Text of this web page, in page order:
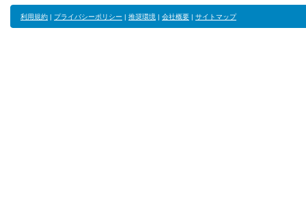
利用規約 | プライバシーポリシー | 推奨環境 | 会社概要 | サイトマップ